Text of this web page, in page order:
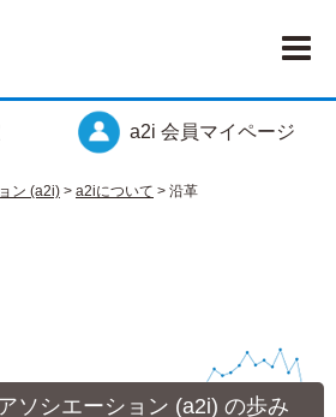
a2i 会員マイページ
ン (a2i) > a2iについて > 沿革
ソシエーション (a2i) の歩み